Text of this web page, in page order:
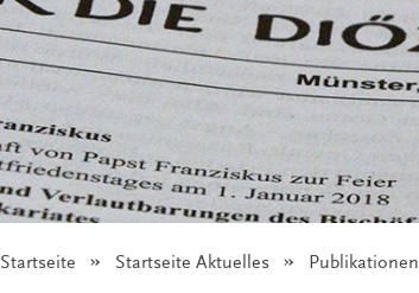
Startseite Startseite Aktuelles Publikationen